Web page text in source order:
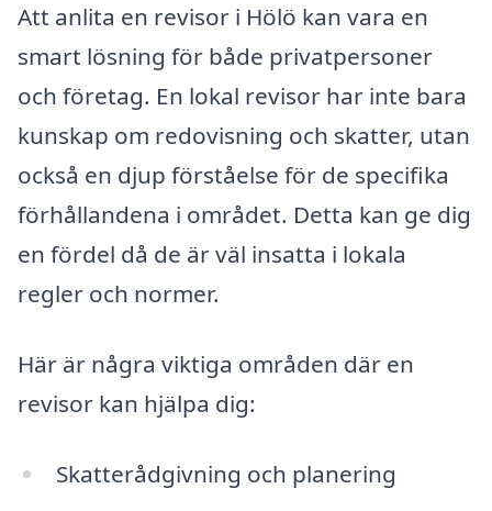
Att anlita en revisor i Hölö kan vara en
smart lösning för både privatpersoner
och företag. En lokal revisor har inte bara
kunskap om redovisning och skatter, utan
också en djup förståelse för de specifika
förhållandena i området. Detta kan ge dig
en fördel då de är väl insatta i lokala
regler och normer.
Här är några viktiga områden där en
revisor kan hjälpa dig:
Skatterådgivning och planering